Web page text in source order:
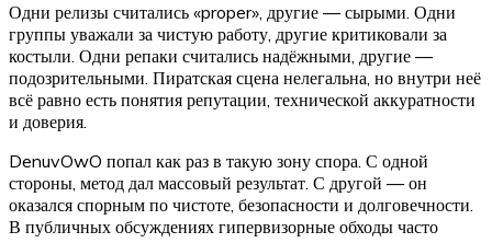
Одни релизы считались «proper», другие — сырыми. Одни
группы уважали за чистую работу, другие критиковали за
костыли. Одни репаки считались надёжными, другие —
подозрительными. Пиратская сцена нелегальна, но внутри неё
всё равно есть понятия репутации, технической аккуратности
и доверия.
DenuvOwO попал как раз в такую зону спора. С одной
стороны, метод дал массовый результат. С другой — он
оказался спорным по чистоте, безопасности и долговечности.
В публичных обсуждениях гипервизорные обходы часто